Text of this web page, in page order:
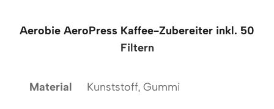
Aerobie AeroPress Kaffee-Zubereiter inkl. 50
Filtern
Material Kunststoff, Gummi